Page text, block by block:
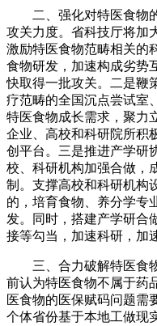
二、强化对特医食物的
攻关力度。省科技厅将加
激励特医食物范畴相关的
食物研发，加速构成劣势
快取得一批攻关。二是鞭
疗范畴的全国沉点尝试室
特医食物成长需求，聚力
企业、高校和科研院所积
创平台。三是推进产学研
校、科研机构加强合做，
制。支撑高校和科研机构
的，培育食物、养分学专
发。同时，搭建产学研合
接等勾当，加速科研，加
三、合力破解特医食物
前认为特医食物不属于药
医食物的医保赋码问题需
个体省份基于本地工做现